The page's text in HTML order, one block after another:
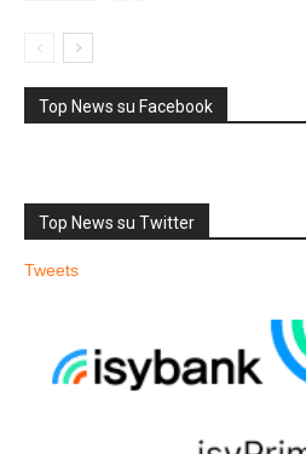
Top News su Facebook
Top News su Twitter
Tweets